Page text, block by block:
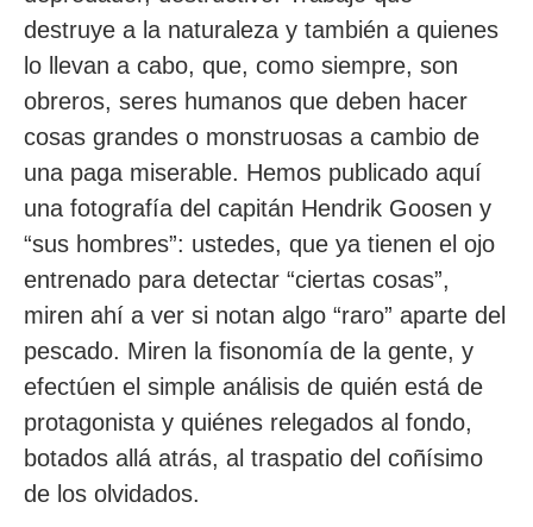
destruye a la naturaleza y también a quienes
lo llevan a cabo, que, como siempre, son
obreros, seres humanos que deben hacer
cosas grandes o monstruosas a cambio de
una paga miserable. Hemos publicado aquí
una fotografía del capitán Hendrik Goosen y
“sus hombres”: ustedes, que ya tienen el ojo
entrenado para detectar “ciertas cosas”,
miren ahí a ver si notan algo “raro” aparte del
pescado. Miren la fisonomía de la gente, y
efectúen el simple análisis de quién está de
protagonista y quiénes relegados al fondo,
botados allá atrás, al traspatio del coñísimo
de los olvidados.